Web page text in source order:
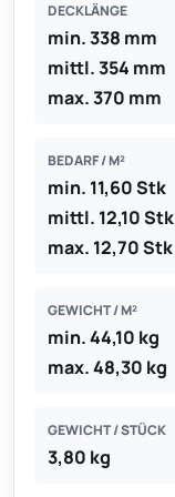
DECKLÄNGE
min. 338 mm
mittl. 354 mm
max. 370 mm
BEDARF / M²
min. 11,60 Stk
mittl. 12,10 Stk
max. 12,70 Stk
GEWICHT / M²
min. 44,10 kg
max. 48,30 kg
GEWICHT / STÜCK
3,80 kg